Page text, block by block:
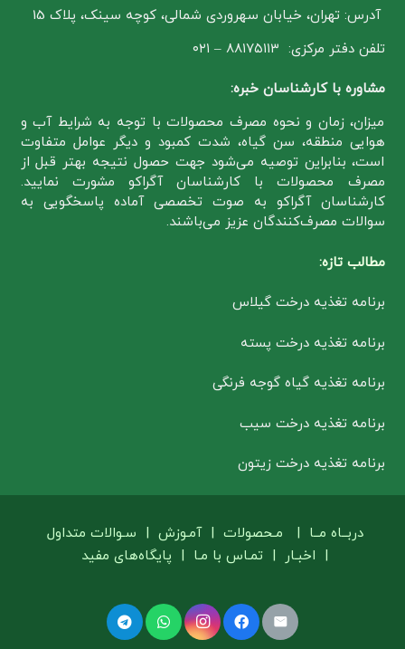
آدرس: تهران، خیابان سهروردی شمالی، کوچه سینک، پلاک 15
تلفن دفتر مرکزی: ۸۸۱۷۵۱۱۳ – ۰۲۱
مشاوره با کارشناسان خبره:
میزان، زمان و نحوه مصرف محصولات با توجه به شرایط آب و
هوایی منطقه، سن گیاه، شدت کمبود و دیگر عوامل متفاوت
است، بنابراین توصیه می‌شود جهت حصول نتیجه بهتر قبل از
مصرف محصولات با کارشناسان آگراکو مشورت نمایید.
کارشناسان آگراکو به صوت تخصصی آماده پاسخگویی به
سوالات مصرف‌کنندگان عزیز می‌باشند.
مطالب تازه:
برنامه تغذیه درخت گیلاس
برنامه تغذیه درخت پسته
برنامه تغذیه گیاه گوجه فرنگی
برنامه تغذیه درخت سیب
برنامه تغذیه درخت زیتون
دربــاه مــا | مـحصولات |آمـوزش | سـوالات متداول
| اخبـار | تمـاس با مـا | پایگاه‌های مفید